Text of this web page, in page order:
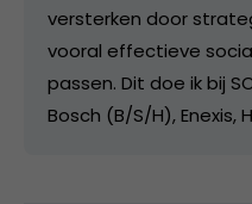
versterken door
vooral effectieve
passen. Dit doe ik bij
Bosch (B/S/H), Enexis,